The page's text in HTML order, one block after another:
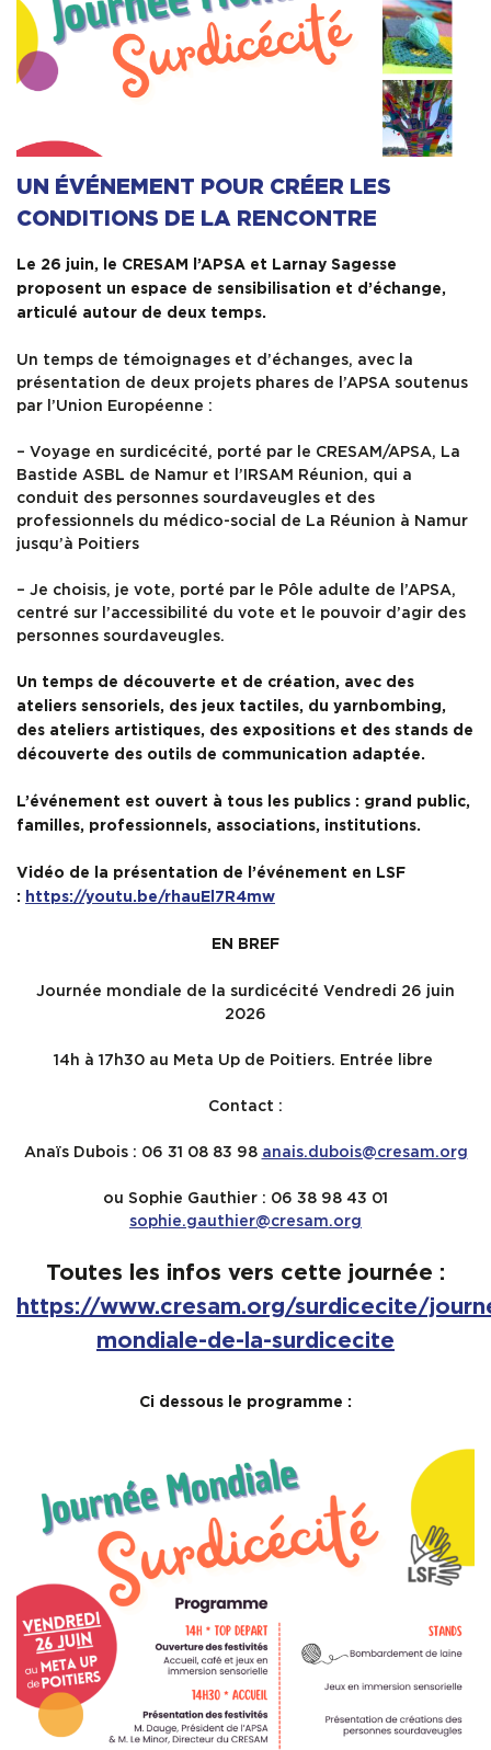
UN ÉV É NEMENT POUR CR É ER LES
CONDITIONS DE LA RENCONTRE
Le 26 juin, le CRESAM l’APSA et Larnay Sagesse
proposent un espace de sensibilisation et d’échange,
articulé autour de deux temps.
Un temps de témoignages et d’échanges, avec la
présentation de deux projets phares de l’APSA soutenus
par l’Union Européenne :
– Voyage en surdicécité, porté par le CRESAM/APSA, La
Bastide ASBL de Namur et l’IRSAM Réunion, qui a
conduit des personnes sourdaveugles et des
professionnels du médico-social de La Réunion à Namur
jusqu’à Poitiers
– Je choisis, je vote, porté par le Pôle adulte de l’APSA,
centré sur l’accessibilité du vote et le pouvoir d’agir des
personnes sourdaveugles.
Un temps de découverte et de création, avec des
ateliers sensoriels, des jeux tactiles, du yarnbombing,
des ateliers artistiques, des expositions et des stands de
découverte des outils de communication adaptée.
L’événement est ouvert à tous les publics : grand public,
familles, professionnels, associations, institutions.
Vidéo de la présentation de l’événement en LSF
: https://youtu.be/rhauEl7R4mw
EN BREF
Journée mondiale de la surdicécité Vendredi 26 juin
2026
14h à 17h30 au Meta Up de Poitiers. Entrée libre
Contact :
Anaïs Dubois : 06 31 08 83 98 anais.dubois@cresam.org
ou Sophie Gauthier : 06 38 98 43 01
sophie.gauthier@cresam.org
Toutes les infos vers cette journée :
https://www.cresam.org/surdicecite/
mondiale-de-la-surdicecite
Ci dessous le programme :